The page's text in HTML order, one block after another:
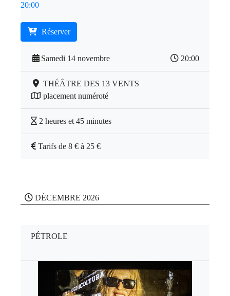
20:00
Réserver
Samedi 14 novembre 20:00
THÉÂTRE DES 13 VENTS
placement numéroté
2 heures et 45 minutes
Tarifs de 8 € à 25 €
DÉCEMBRE 2026
PÉTROLE